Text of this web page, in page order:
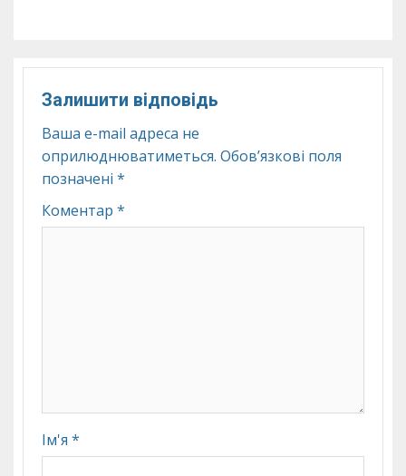
Залишити відповідь
Ваша e-mail адреса не
оприлюднюватиметься. Обов’язкові поля
позначені *
Коментар *
Ім'я *